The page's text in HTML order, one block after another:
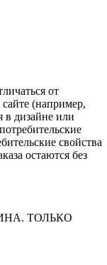
от
(например,
в дизайне или
свойства
остаются без
ТОЛЬКО